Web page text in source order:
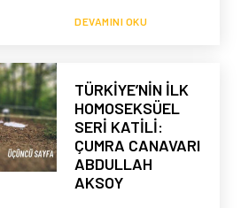
DEVAMINI OKU
TÜRKİYE’NİN İLK
HOMOSEKSÜEL
SERİ KATİLİ:
ÇUMRA CANAVARI
ABDULLAH
AKSOY